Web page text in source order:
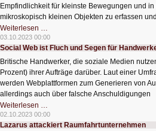
Empfindlichkeit für kleinste Bewegungen und
mikroskopisch kleinen Objekten zu erfassen
Weiterlesen …
erkennt
durstige
Pflanzen
03.10.2023 00:00
Social Web ist Fluch und Segen für
Britische Handwerker, die soziale Medien
Prozent) ihrer Aufträge darüber. Laut einer
werden Webplattformen zum Generieren von
allerdings auch über falsche Anschuldigungen
Weiterlesen …
Web
ist
Fluch
02.10.2023 00:00
Lazarus attackiert Raumfahrtunternehmen